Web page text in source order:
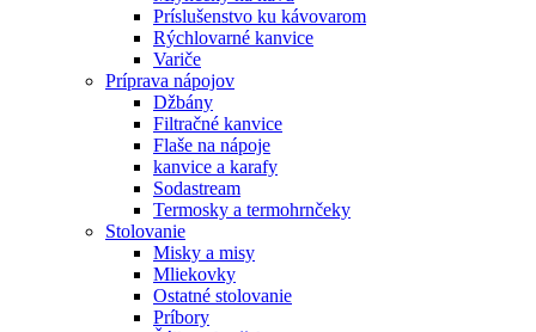
Príslušenstvo ku kávovarom
Rýchlovarné kanvice
Variče
Príprava nápojov
Džbány
Filtračné kanvice
Flaše na nápoje
kanvice a karafy
Sodastream
Termosky a termohrnčeky
Stolovanie
Misky a misy
Mliekovky
Ostatné stolovanie
Príbory